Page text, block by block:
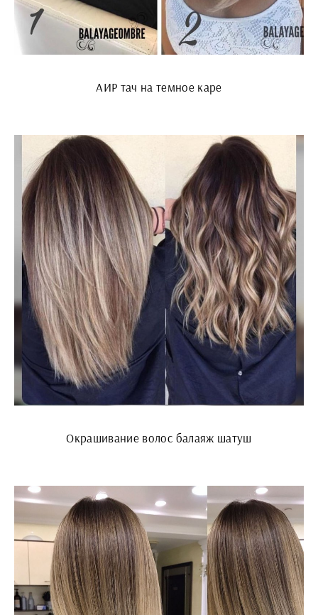
АИР тач на темное каре
Окрашивание волос балаяж шатуш